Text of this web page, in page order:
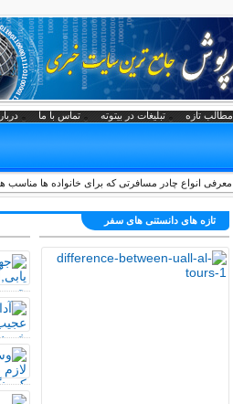
مطالب تازه تبلیغات در بیتوته تماس با ما
معرفی انواع چادر مسافرتی که برای خانواده ها مناسب
تازه های دانستنی های سفر